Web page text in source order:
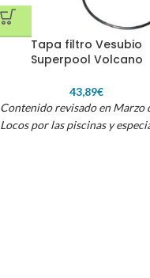
Tapa filtro Vesubio
Superpool Volcano
43,89€
Contenido revisado en Marzo
Locos por las piscinas y